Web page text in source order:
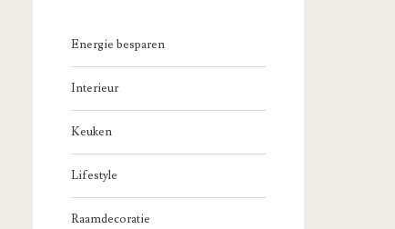
Energie besparen
Interieur
Keuken
Lifestyle
Raamdecoratie